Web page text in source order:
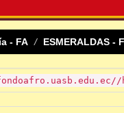
- FA ESMERALDAS -